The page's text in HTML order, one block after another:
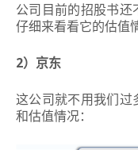
公司目前的招股书
仔细来看看它的估值
2）京东
这公司就不用我们过
和估值情况：